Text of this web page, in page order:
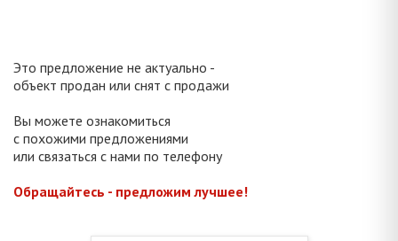
Это предложение не актуально -
объект продан или снят с продажи
Вы можете ознакомиться
с похожими предложениями
или связаться с нами по телефону
Обращайтесь - предложим лучшее!